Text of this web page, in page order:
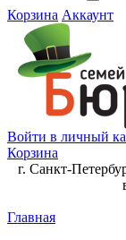
Корзина Аккаунт
Войти в личный
Корзина
г. Санкт-
Главная